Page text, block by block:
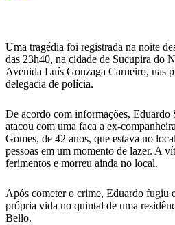
Uma tragédia foi registrada na noite
das 23h40, na cidade de Sucupira do
Avenida Luís Gonzaga Carneiro, nas
delegacia de polícia.
De acordo com informações, Eduardo
atacou com uma faca a ex-
Gomes, de 42 anos, que estava no
pessoas em um momento de lazer. A
ferimentos e morreu ainda no local.
Após cometer o crime, Eduardo fugiu
própria vida no quintal de uma
Bello.